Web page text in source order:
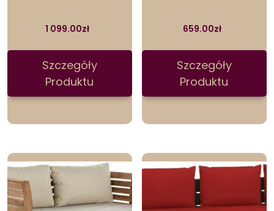
1 099.00zł
Szczegóły
Produktu
659.00zł
Szczegóły
Produktu